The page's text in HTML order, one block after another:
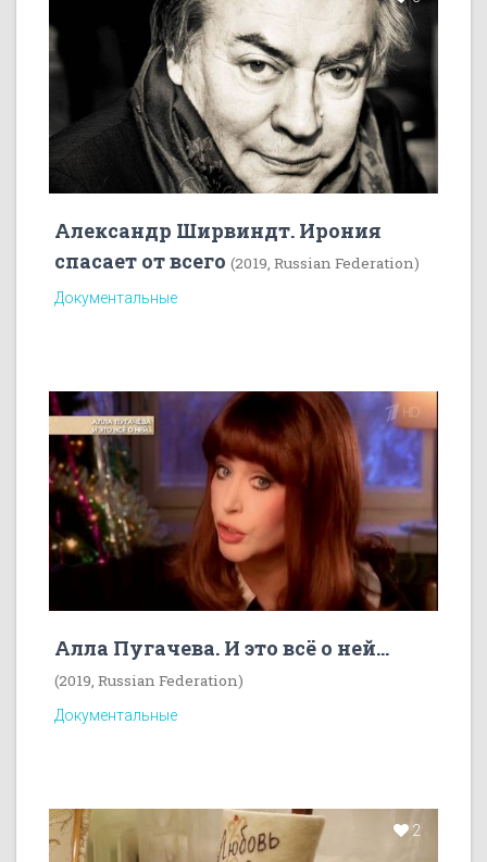
Александр Ширвиндт. Ирония
спасает от всего (2019, Russian Federation)
Документальные
Алла Пугачева. И это всё о ней...
(2019, Russian Federation)
Документальные
2